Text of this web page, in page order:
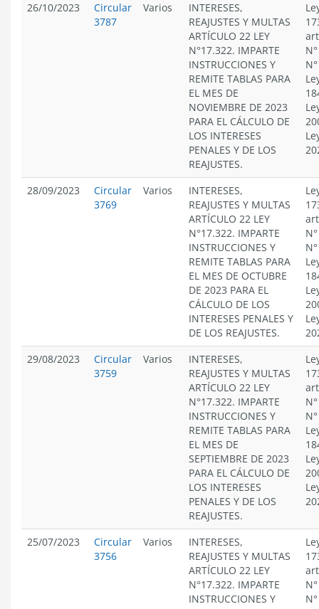
26/10/2023
Circular
3787
Varios
INTERESES,
REAJUSTES Y MULTAS
ARTÍCULO 22 LEY
N°17.322. IMPARTE
INSTRUCCIONES Y
REMITE TABLAS PARA
EL MES DE
NOVIEMBRE DE 2023
PARA EL CÁLCULO DE
LOS INTERESES
PENALES Y DE LOS
REAJUSTES.
28/09/2023
Circular
3769
Varios
INTERESES,
REAJUSTES Y MULTAS
ARTÍCULO 22 LEY
N°17.322. IMPARTE
INSTRUCCIONES Y
REMITE TABLAS PARA
EL MES DE OCTUBRE
DE 2023 PARA EL
CÁLCULO DE LOS
INTERESES PENALES Y
DE LOS REAJUSTES.
29/08/2023
Circular
3759
Varios
INTERESES,
REAJUSTES Y MULTAS
ARTÍCULO 22 LEY
N°17.322. IMPARTE
INSTRUCCIONES Y
REMITE TABLAS PARA
EL MES DE
SEPTIEMBRE DE 2023
PARA EL CÁLCULO DE
LOS INTERESES
PENALES Y DE LOS
REAJUSTES.
25/07/2023
Circular
3756
Varios
INTERESES,
REAJUSTES Y MULTAS
ARTÍCULO 22 LEY
N°17.322. IMPARTE
INSTRUCCIONES Y